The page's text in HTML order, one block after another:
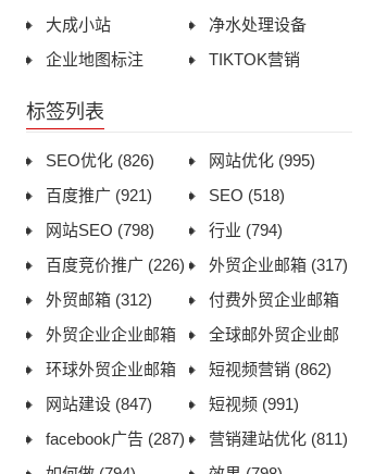
大成小站
净水处理设备
企业地图标注
TIKTOK营销
标签列表
SEO优化 (826) 网站优化 (995)
百度推广 (921) SEO (518)
网站SEO (798) 行业 (794)
百度竞价推广 (226) 外贸企业邮箱 (317)
外贸邮箱 (312)
付费外贸企业邮箱
(313)
外贸企业企业邮箱
(314)
全球邮外贸企业邮
箱 (314)
环球外贸企业邮箱
(313)
短视频营销 (862)
网站建设 (847) 短视频 (991)
facebook广告 (287) 营销建站优化 (811)